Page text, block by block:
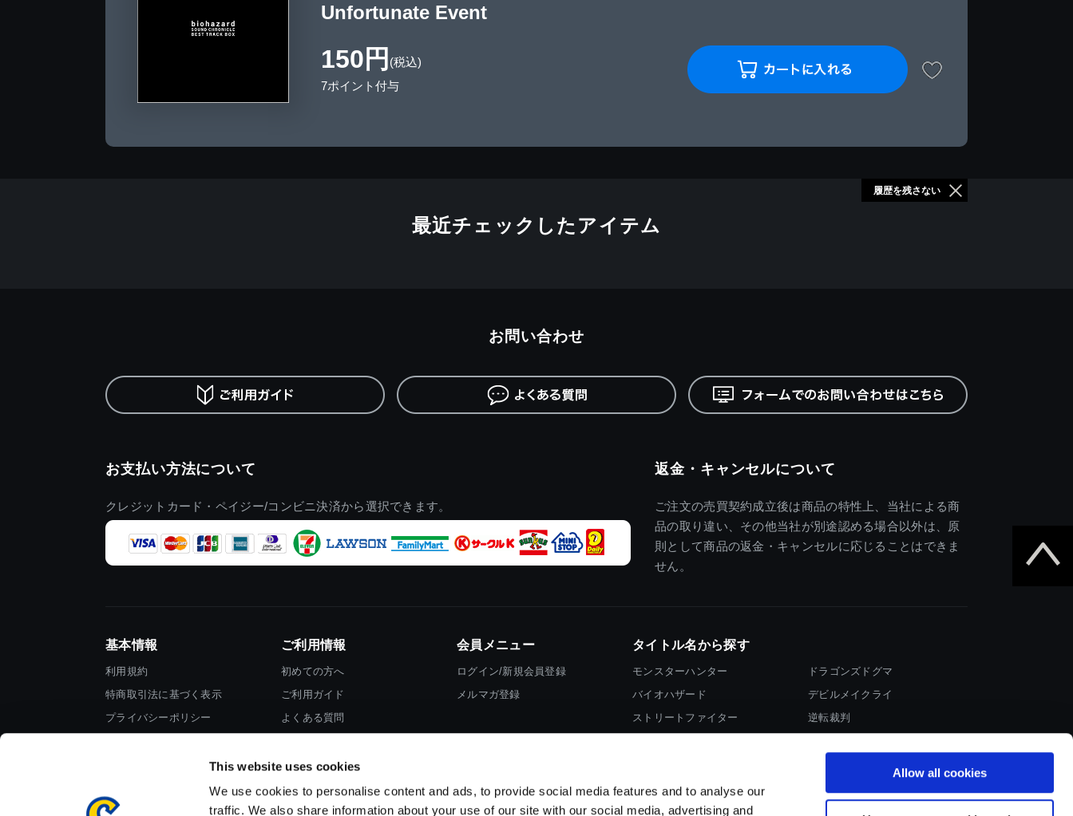
This website uses cookies
We use cookies to personalise content and ads, to provide social media features and to analyse our
traffic. We also share information about your use of our site with our social media, advertising and
Allow all cookies
Unfortunate Event
150円 (税込)
7ポイント付与
最近チェックしたアイテム
履歴を残さない
お支払い方法について
クレジットカード・ペイジー/コンビニ決済から選択できます。
返金・キャンセルについて
ご注文の売買契約成立後は商品の特性上、当社による商
品の取り違い、その他当社が別途認める場合以外は、原
則として商品の返金・キャンセルに応じることはできま
せん。
お問い合わせ
基本情報
利用規約
特商取引法に基づく表示
プライバシーポリシー
ご利用情報
初めての方へ
ご利用ガイド
よくある質問
会員メニュー
ログイン/新規会員登録
メルマガ登録
タイトル名から探す
モンスターハンター
バイオハザード
ストリートファイター
ドラゴンズドグマ
デビルメイクライ
逆転裁判